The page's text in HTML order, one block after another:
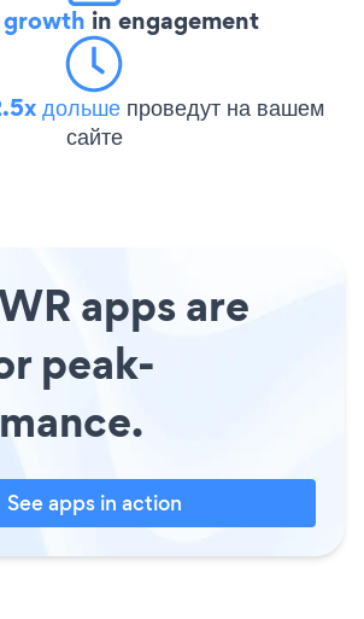
in engagement
дольше проведут на вашем
сайте
apps are
peak-
See apps in action